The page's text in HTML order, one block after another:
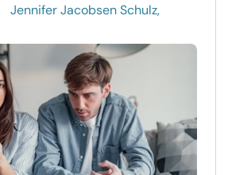
Jennifer Jacobsen Schulz,